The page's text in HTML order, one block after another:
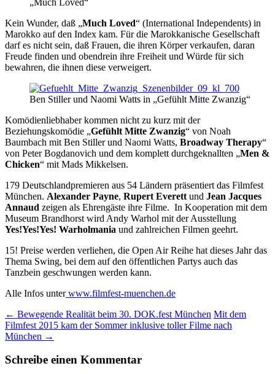
Kein Wunder, daß „Much Loved“ (International Independents) in
Marokko auf den Index kam. Für die Marokkanische Gesellschaft
darf es nicht sein, daß Frauen, die ihren Körper verkaufen, daran
Freude finden und obendrein ihre Freiheit und Würde für sich
bewahren, die ihnen diese verweigert.
Ben Stiller und Naomi Watts in „Gefühlt Mitte Zwanzig“
Komödienliebhaber kommen nicht zu kurz mit der
Beziehungskomödie „Gefühlt Mitte Zwanzig“ von Noah
Baumbach mit Ben Stiller und Naomi Watts, Broadway Therapy“
von Peter Bogdanovich und dem komplett durchgeknallten „Men &
Chicken“ mit Mads Mikkelsen.
179 Deutschlandpremieren aus 54 Ländern präsentiert das Filmfest
München. Alexander Payne, Rupert Everett und Jean Jacques
Annaud zeigen als Ehrengäste ihre Filme. In Kooperation mit dem
Museum Brandhorst wird Andy Warhol mit der Ausstellung
Yes!Yes!Yes! Warholmania und zahlreichen Filmen geehrt.
15! Preise werden verliehen, die Open Air Reihe hat dieses Jahr das
Thema Swing, bei dem auf den öffentlichen Partys auch das
Tanzbein geschwungen werden kann.
Alle Infos unterwww.filmfest-muenchen.de
Beitrags-
Navigation
← Bewegende Realität beim 30. DOK.fest München Mit dem
Filmfest 2015 kam der Sommer inklusive toller Filme nach
München →
Schreibe einen Kommentar